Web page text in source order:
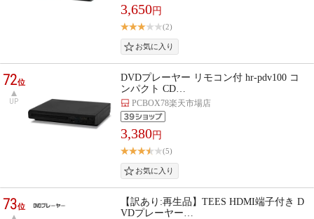
3,650円
(2)
72位
UP
DVDプレーヤー リモコン付 hr-pdv100 コ
ンパクト CD…
PCBOX78楽天市場店
3,380円
(5)
73位
【訳あり:再生品】TEES HDMI端子付き D
VDプレーヤー…